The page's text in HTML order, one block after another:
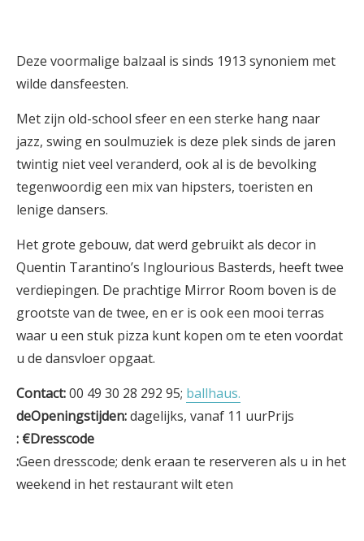
Deze voormalige balzaal is sinds 1913 synoniem met
wilde dansfeesten.
Met zijn old-school sfeer en een sterke hang naar
jazz, swing en soulmuziek is deze plek sinds de jaren
twintig niet veel veranderd, ook al is de bevolking
tegenwoordig een mix van hipsters, toeristen en
lenige dansers.
Het grote gebouw, dat werd gebruikt als decor in
Quentin Tarantino’s Inglourious Basterds, heeft twee
verdiepingen. De prachtige Mirror Room boven is de
grootste van de twee, en er is ook een mooi terras
waar u een stuk pizza kunt kopen om te eten voordat
u de dansvloer opgaat.
Contact:00 49 30 28 292 95; ballhaus.
deOpeningstijden:dagelijks, vanaf 11 uurPrijs
: €Dresscode
:Geen dresscode; denk eraan te reserveren als u in het
weekend in het restaurant wilt eten